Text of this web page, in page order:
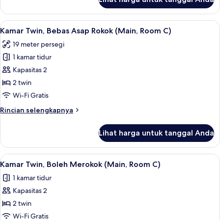
Smoking
Japanese
Style
Room
Smoking
Lihat
semua
foto
untuk
Kamar
Twin,
Bebas
Rokok
C)
Brankas, tirai kedap cahaya, Wi-Fi
1
Kamar Twin, Bebas Asap Rokok (Main, Room C)
19 meter persegi
1 kamar tidur
Kapasitas 2
2 twin
Wi-Fi Gratis
Rincian selengkapnya
Rincian
Kamar
Twin,
Bebas
Rokok
(Main,
C)
Lihat harga untuk tanggal Anda
Lihat
semua
foto
untuk
Kamar
Twin,
Brankas, tirai kedap cahaya, Wi-Fi
1
Kamar Twin, Boleh Merokok (Main, Room C)
1 kamar tidur
Kapasitas 2
2 twin
Wi-Fi Gratis